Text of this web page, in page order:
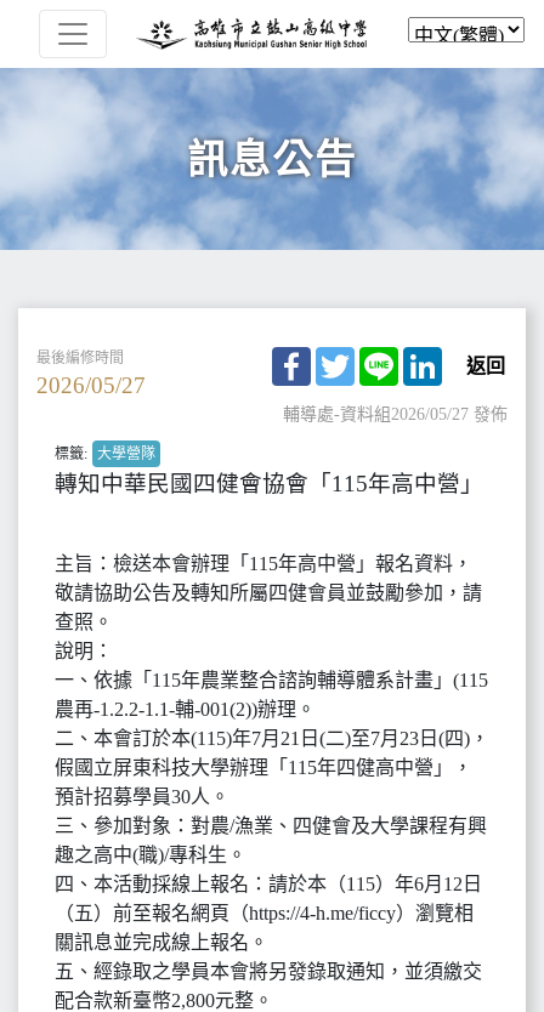
訊息公告
最後編修時間
2026/05/27
Facebook
TwitterLine LinkedIn
返回
輔導處-資料組2026/05/27 發佈
標籤: 大學營隊
轉知中華民國四健會協會「115年高中營」
主旨：檢送本會辦理「115年高中營」報名資料，
敬請協助公告及轉知所屬四健會員並鼓勵參加，請
查照。
說明：
一、依據「115年農業整合諮詢輔導體系計畫」(115
農再-1.2.2-1.1-輔-001(2))辦理。
二、本會訂於本(115)年7月21日(二)至7月23日(四)，
假國立屏東科技大學辦理「115年四健高中營」，
預計招募學員30人。
三、參加對象：對農/漁業、四健會及大學課程有興
趣之高中(職)/專科生。
四、本活動採線上報名：請於本（115）年6月12日
（五）前至報名網頁（https://4-h.me/ficcy）瀏覽相
關訊息並完成線上報名。
五、經錄取之學員本會將另發錄取通知，並須繳交
配合款新臺幣2,800元整。